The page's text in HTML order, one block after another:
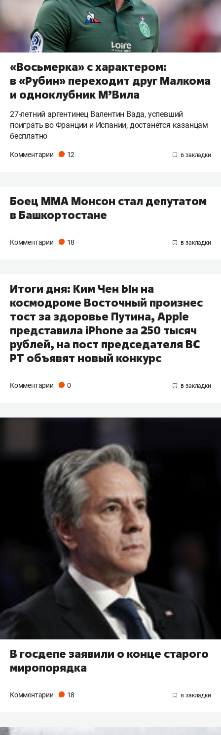
«Восьмерка» с характером:
в «Рубин» переходит друг Малкома
и одноклубник М’Вила
27-летний аргентинец Валентин Вада, успевший
поиграть во Франции и Испании, достанется казанцам
бесплатно
Комментарии 12
Боец ММА Монсон стал депутатом
в Башкортостане
Комментарии 18
Итоги дня: Ким Чен Ын на
космодроме Восточный произнес
тост за здоровье Путина, Apple
представила iPhone за 250 тысяч
рублей, на пост председателя ВС
РТ объявят новый конкурс
Комментарии 0
В госдепе заявили о конце старого
миропорядка
Комментарии 18